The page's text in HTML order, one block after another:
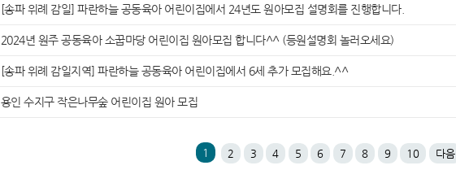
[송파 위례 감일] 파란하늘 공동육아 어린이집에서 24년도 원아모집 설명회를 진행합니다.
2024년 원주 공동육아 소꿉마당 어린이집 원아모집 합니다^^ (등원설명회 놀러오세요)
[송파 위례 감일지역] 파란하늘 공동육아 어린이집에서 6세 추가 모집해요.^^
용인 수지구 작은나무숲 어린이집 원아 모집
1 2 3 4 5 6 7 8 9 10 다음